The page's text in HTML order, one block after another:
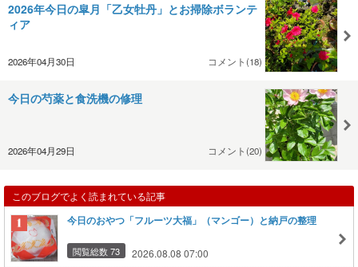
2026年今日の皐月「乙女牡丹」とお掃除ボランテ
ィア
2026年04月30日 コメント(18)
今日の芍薬と食洗機の修理
2026年04月29日 コメント(20)
このブログでよく読まれている記事
今日のおやつ「フルーツ大福」（マンゴー）と納戸の整理
閲覧総数 73 2026.08.08 07:00